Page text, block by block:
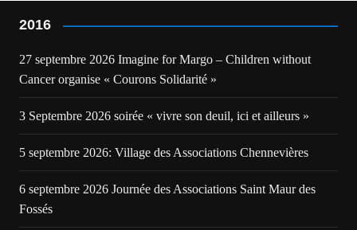
2016
27 septembre 2026 Imagine for Margo – Children without
Cancer organise « Courons Solidarité »
3 Septembre 2026 soirée « vivre son deuil, ici et ailleurs »
5 septembre 2026: Village des Associations Chennevières
6 septembre 2026 Journée des Associations Saint Maur des
Fossés